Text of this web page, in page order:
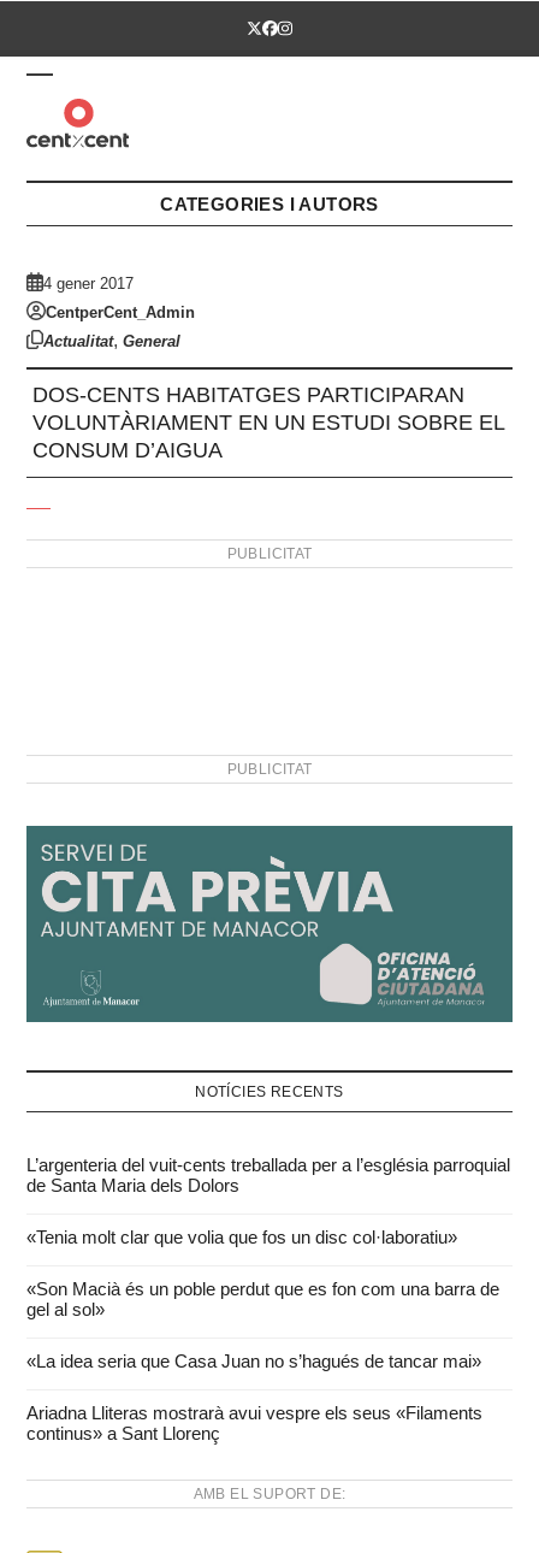
Twitter
Facebook
Instagram
Open
mobile
menu
Close
mobile
menu
CATEGORIES I AUTORS
4 gener 2017
CentperCent_Admin
Actualitat,General
DOS-CENTS HABITATGES PARTICIPARAN
VOLUNTÀRIAMENT EN UN ESTUDI SOBRE EL
CONSUM D’AIGUA
PUBLICITAT
PUBLICITAT
NOTÍCIES RECENTS
L’argenteria del vuit-cents treballada per a l’església parroquial
de Santa Maria dels Dolors
«Tenia molt clar que volia que fos un disc col·laboratiu»
«Son Macià és un poble perdut que es fon com una barra de
gel al sol»
«La idea seria que Casa Juan no s’hagués de tancar mai»
Ariadna Lliteras mostrarà avui vespre els seus «Filaments
continus» a Sant Llorenç
AMB EL SUPORT DE: